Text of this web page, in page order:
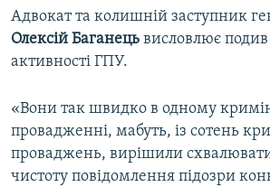
Адвокат та колишній заступник
Олексій Баганець висловлює подив
активності ГПУ.
«Вони так швидко в одному
провадженні, мабуть, із сотень
проваджень, вирішили
чистоту повідомлення підозри